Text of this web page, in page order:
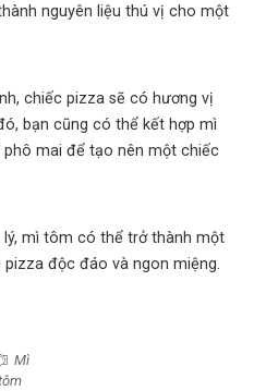
nguyên liệu thú vị cho một
chiếc pizza sẽ có hương vị
bạn cũng có thể kết hợp mì
mai để tạo nên một chiếc
mì tôm có thể trở thành một
độc đáo và ngon miệng.
Mì